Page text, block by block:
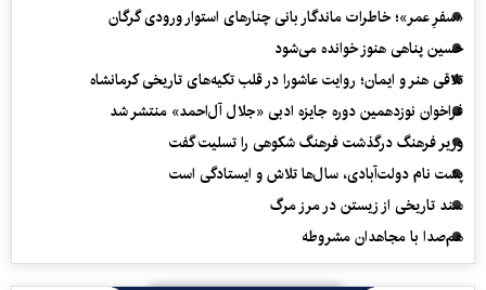
«سفرِ عمر»؛ خاطرات ماندگار بانی چنارهای استوار ورودی گرگان
حسین پناهی هنوز خوانده می‌شود
تلاقی هنر و ایمان؛ روایت عاشورا در قلب تکیه‌های تاریخی کرمانشاه
فراخوان نوزدهمین دوره جایزه ادبی «جلال آل‌احمد» منتشر شد
وزیر فرهنگ درگذشت فرهنگ شکوهی را تسلیت گفت
پشت نام دولت‌آبادی، سال‌ها تلاش و ایستادگی است
سند تاریخی از زیستن در مرز مرگ
هم‌صدا با مجاهدان مشروطه